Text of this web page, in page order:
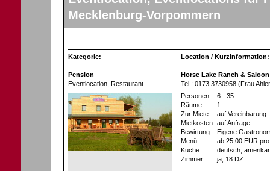
Mecklenburg-Vorpommern
Kategorie: Location / Kurzinformation:
Pension
Eventlocation , Restaurant
Horse Lake Ranch &
Tel.: 0173 3730958 (Frau
Personen:
6 - 35
Räume:
1
Zur Miete:
auf Vereinbarung
Mietkosten: auf Anfrage
Bewirtung:
Eigene
Menü:
ab 25,00 EUR
Küche:
deutsch,
Zimmer:
ja , 18 DZ